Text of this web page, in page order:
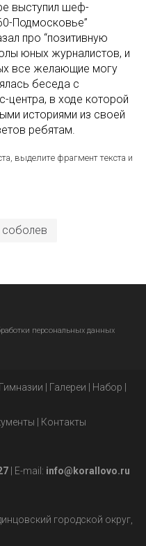
выступил шеф-
Подмосковье”
про “позитивную
юных журналистов, и
все желающие могу
беседа с
центра, в ходе которой
историями из своей
ребятам.
выделите фрагмент текста и
соболев
персональных данных
Галереи Набор
Контакты
| E-mail: info@korallovo.ru
городской округ,